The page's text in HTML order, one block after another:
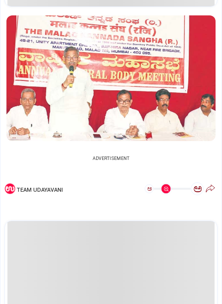
ADVERTISEMENT
TEAM UDAYAVANI ಅ ಅ